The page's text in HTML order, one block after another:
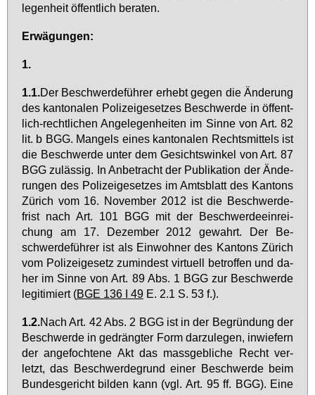
le­gen­heit öf­fent­lich be­ra­ten.
Er­wä­gun­gen:
1.
1.1.Der Be­schwer­de­füh­rer er­hebt ge­gen die Än­de­rung
des kan­to­na­len Po­li­zei­ge­set­zes Be­schwer­de in öf­fent­
lich-recht­li­chen An­ge­le­gen­hei­ten im Sin­ne von Art. 82
lit. b BGG. Man­gels ei­nes kan­to­na­len Rechts­mit­tels ist
die Be­schwer­de un­ter dem Ge­sichts­win­kel von Art. 87
BGG zu­läs­sig. In An­be­tracht der Pu­bli­ka­ti­on der Än­de­
run­gen des Po­li­zei­ge­set­zes im Amts­blatt des Kan­tons
Zü­rich vom 16. No­vem­ber 2012 ist die Be­schwer­de­
frist nach Art. 101 BGG mit der Be­schwer­de­ein­rei­
chung am 17. De­zem­ber 2012 ge­wahrt. Der Be­
schwer­de­füh­rer ist als Ein­woh­ner des Kan­tons Zü­rich
vom Po­li­zei­ge­setz zu­min­dest vir­tu­ell be­trof­fen und da­
her im Sin­ne von Art. 89 Abs. 1 BGG zur Be­schwer­de
le­gi­ti­miert (BGE 136 I 49E. 2.1 S. 53 f.).
1.2.Nach Art. 42 Abs. 2 BGG ist in der Be­grün­dung der
Be­schwer­de in ge­dräng­ter Form dar­zu­le­gen, in­wie­fern
der an­ge­foch­te­ne Akt das mass­geb­li­che Recht ver­
letzt, das Be­schwer­de­grund ei­ner Be­schwer­de beim
Bun­des­ge­richt bil­den kann (vgl. Art. 95 ff. BGG). Ei­ne